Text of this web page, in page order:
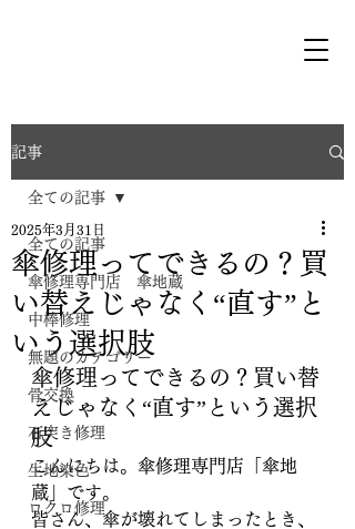
記事
全ての記事
傘修理専門店 傘地蔵
中棒修理
無題のカテゴリー
骨交換
石突き修理
生地染色
ロクロ修理
全ての記事
傘修理ってできるの？買
い替えじゃなく“直す”と
いう選択肢
2025年3月31日
傘修理ってできるの？買い替
えじゃなく“直す”という選択
肢
こんにちは。傘修理専門店「傘地
蔵」です。
皆さん、傘が壊れてしまったとき、